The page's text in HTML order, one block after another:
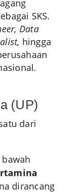
SKS.
Data
hingga
(UP)
dirancang